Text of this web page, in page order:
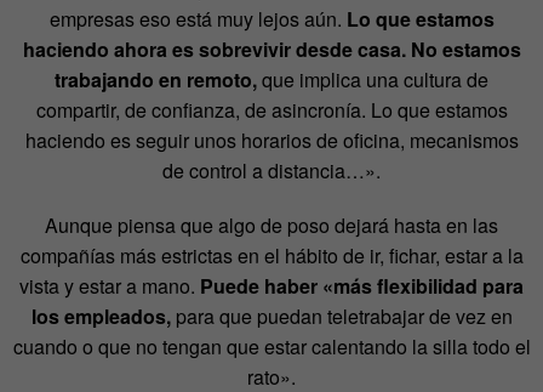
empresas eso está muy lejos aún. Lo que estamos
haciendo ahora es sobrevivir desde casa. No estamos
trabajando en remoto,que implica una cultura de
compartir, de confianza, de asincronía. Lo que estamos
haciendo es seguir unos horarios de oficina, mecanismos
de control a distancia…».
Aunque piensa que algo de poso dejará hasta en las
compañías más estrictas en el hábito de ir, fichar, estar a la
vista y estar a mano. Puede haber «más flexibilidad para
los empleados,para que puedan teletrabajar de vez en
cuando o que no tengan que estar calentando la silla todo el
rato».